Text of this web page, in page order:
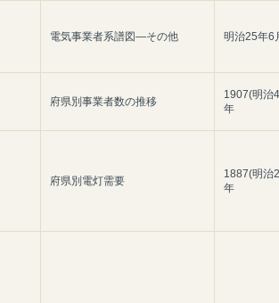
電気事業者系譜図―その他 明治25年6
府県別事業者数の推移
1907(明治
年
府県別電灯需要
1887(明治
年